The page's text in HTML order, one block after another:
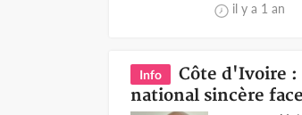
il y a 1 an
Info
Côte d'Ivoire :
national sincère